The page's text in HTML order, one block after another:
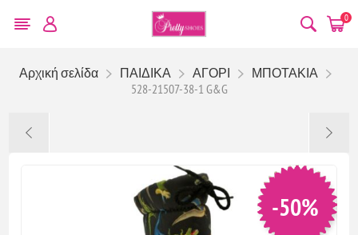
0
Αρχική σελίδα ΠΑΙΔΙΚΑ ΑΓΟΡΙ
ΜΠΟΤΑΚΙΑ
528-21507-38-1 G&G
-50%